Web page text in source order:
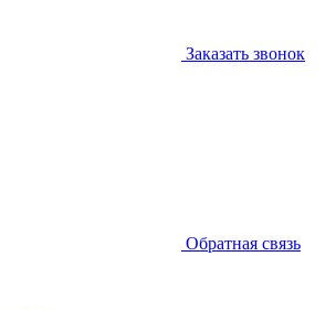
Заказать звонок
Обратная связь